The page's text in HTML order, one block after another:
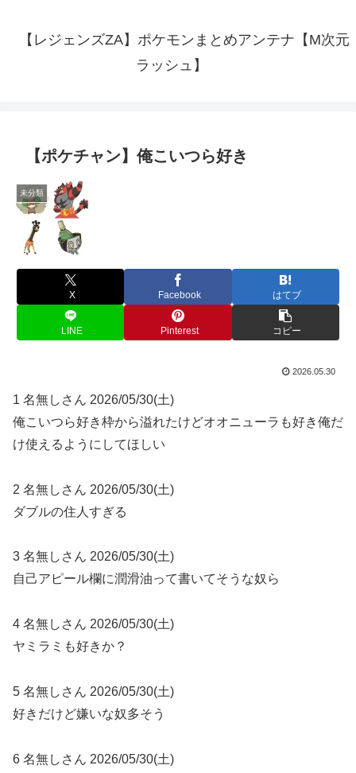
【レジェンズZA】ポケモンまとめアンテナ【M次元
ラッシュ】
【ポケチャン】俺こいつら好き
未分類
X Facebook はてブ
LINE Pinterest コピー
2026.05.30
1 名無しさん 2026/05/30(土)
俺こいつら好き枠から溢れたけどオオニューラも好き俺だ
け使えるようにしてほしい
2 名無しさん 2026/05/30(土)
ダブルの住人すぎる
3 名無しさん 2026/05/30(土)
自己アピール欄に潤滑油って書いてそうな奴ら
4 名無しさん 2026/05/30(土)
ヤミラミも好きか？
5 名無しさん 2026/05/30(土)
好きだけど嫌いな奴多そう
6 名無しさん 2026/05/30(土)